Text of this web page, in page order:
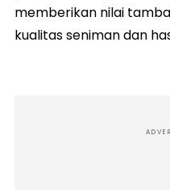
memberikan nilai
kualitas seniman dan